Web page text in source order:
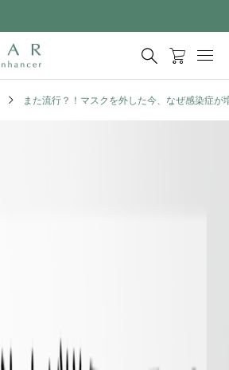
また流行？！マスクを外した今、なぜ感染症が